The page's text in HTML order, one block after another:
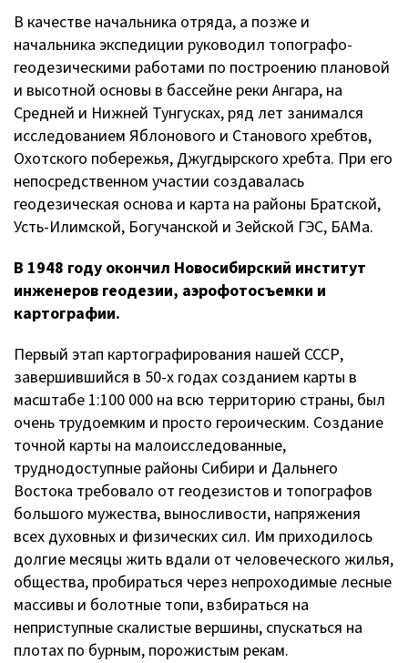
В качестве начальника отряда, а позже и
начальника экспедиции руководил топографо-
геодезическими работами по построению плановой
и высотной основы в бассейне реки Ангара, на
Средней и Нижней Тунгусках, ряд лет занимался
исследованием Яблонового и Станового хребтов,
Охотского побережья, Джугдырского хребта. При его
непосредственном участии создавалась
геодезическая основа и карта на районы Братской,
Усть-Илимской, Богучанской и Зейской ГЭС, БАМа.
В 1948 году окончил Новосибирский институт
инженеров геодезии, аэрофотосъемки и
картографии.
Первый этап картографирования нашей СССР,
завершившийся в 50-х годах созданием карты в
масштабе 1:100 000 на всю территорию страны, был
очень трудоемким и просто героическим. Создание
точной карты на малоисследованные,
труднодоступные районы Сибири и Дальнего
Востока требовало от геодезистов и топографов
большого мужества, выносливости, напряжения
всех духовных и физических сил. Им приходилось
долгие месяцы жить вдали от человеческого жилья,
общества, пробираться через непроходимые лесные
массивы и болотные топи, взбираться на
неприступные скалистые вершины, спускаться на
плотах по бурным, порожистым рекам.